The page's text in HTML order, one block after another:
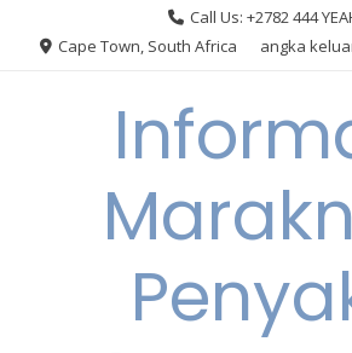
Call Us: +2782 444
Cape Town, South Africa
angka